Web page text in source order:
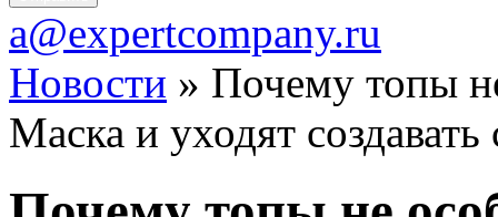
a@expertcompany.ru
Новости » Почему топы
Маска и уходят